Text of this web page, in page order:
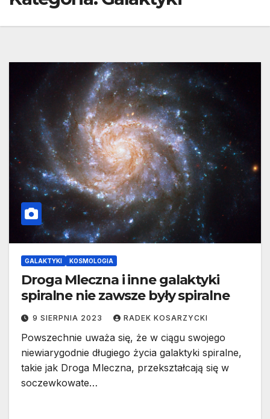
GALAKTYKI KOSMOLOGIA
Droga Mleczna i inne galaktyki
spiralne nie zawsze były spiralne
9 SIERPNIA 2023 RADEK KOSARZYCKI
Powszechnie uważa się, że w ciągu swojego
niewiarygodnie długiego życia galaktyki spiralne,
takie jak Droga Mleczna, przekształcają się w
soczewkowate…